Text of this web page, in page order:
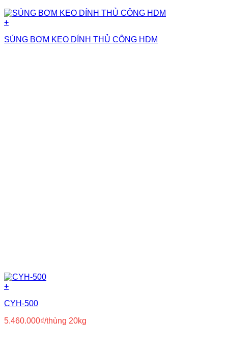
+
SÚNG BƠM KEO DÍNH THỦ CÔNG HDM
+
CYH-500
5.460.000₫/thùng 20kg